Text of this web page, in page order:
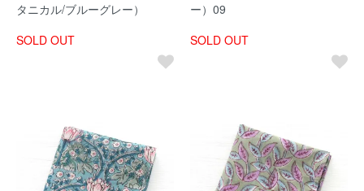
タニカル/ブルーグレー）
SOLD OUT
ー）09
SOLD OUT